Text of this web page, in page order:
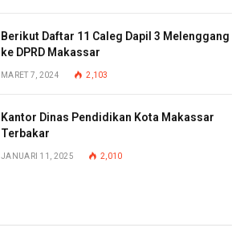
Berikut Daftar 11 Caleg Dapil 3 Melenggang
ke DPRD Makassar
MARET 7, 2024 2,103
Kantor Dinas Pendidikan Kota Makassar
Terbakar
JANUARI 11, 2025 2,010